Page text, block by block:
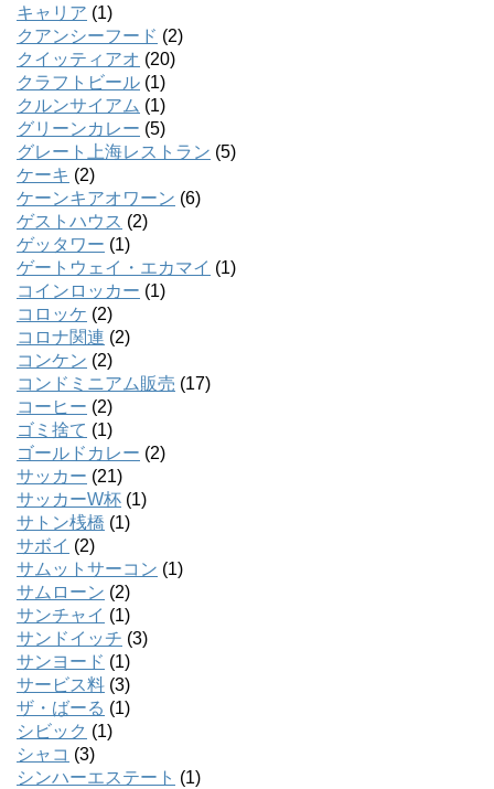
キャリア (1)
クアンシーフード (2)
クイッティアオ (20)
クラフトビール (1)
クルンサイアム (1)
グリーンカレー (5)
グレート上海レストラン (5)
ケーキ (2)
ケーンキアオワーン (6)
ゲストハウス (2)
ゲッタワー (1)
ゲートウェイ・エカマイ (1)
コインロッカー (1)
コロッケ (2)
コロナ関連 (2)
コンケン (2)
コンドミニアム販売 (17)
コーヒー (2)
ゴミ捨て (1)
ゴールドカレー (2)
サッカー (21)
サッカーW杯 (1)
サトン桟橋 (1)
サボイ (2)
サムットサーコン (1)
サムローン (2)
サンチャイ (1)
サンドイッチ (3)
サンヨード (1)
サービス料 (3)
ザ・ばーる (1)
シビック (1)
シャコ (3)
シンハーエステート (1)